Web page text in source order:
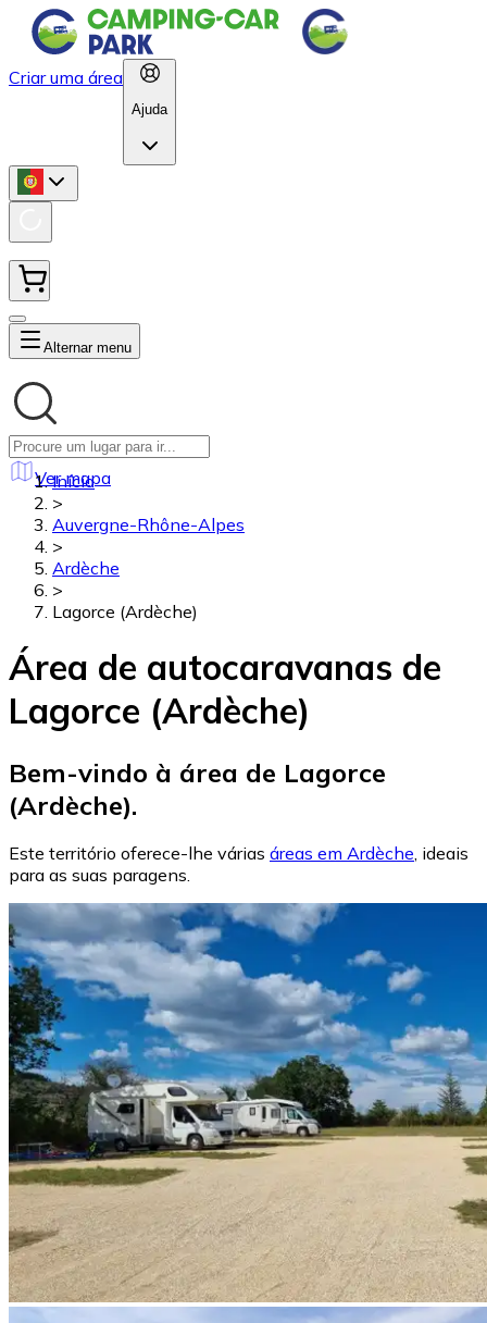
Criar uma área
Ajuda
Alternar menu
Ver mapa
Início
>
Auvergne-Rhône-Alpes
>
Ardèche
>
Lagorce (Ardèche)
Área de autocaravanas de
Lagorce (Ardèche)
Bem-vindo à área de Lagorce
(Ardèche).
Este território oferece-lhe várias áreas em Ardèche, ideais
para as suas paragens.